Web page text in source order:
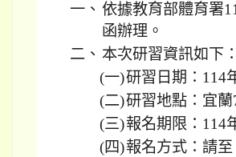
一、 依據教育部體育署
函辦理。
二、 本次研習資訊如下：
(一)研習日期：114
(二)研習地點：宜蘭
(三)報名期限：114
(四)報名方式：請